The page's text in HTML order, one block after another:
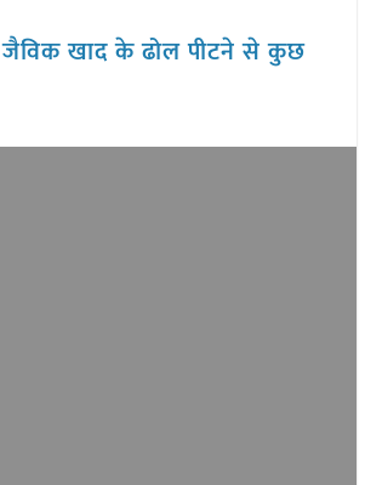
जैविक खाद के ढोल पीटने से कुछ